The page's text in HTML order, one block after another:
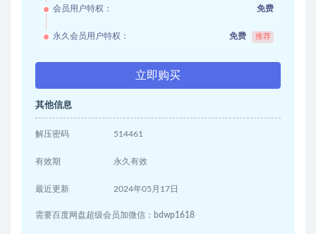
会员用户特权： 免费
永久会员用户特权： 免费 推荐
立即购买
其他信息
解压密码 514461
有效期 永久有效
最近更新 2024年05月17日
需要百度网盘超级会员加微信：bdwp1618